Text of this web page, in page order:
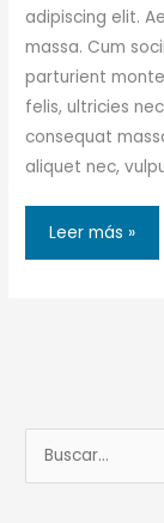
adipiscing elit.
massa. Cum
parturient
felis, ultricies
consequat
aliquet nec,
Ultimate
Guide
Leer más »